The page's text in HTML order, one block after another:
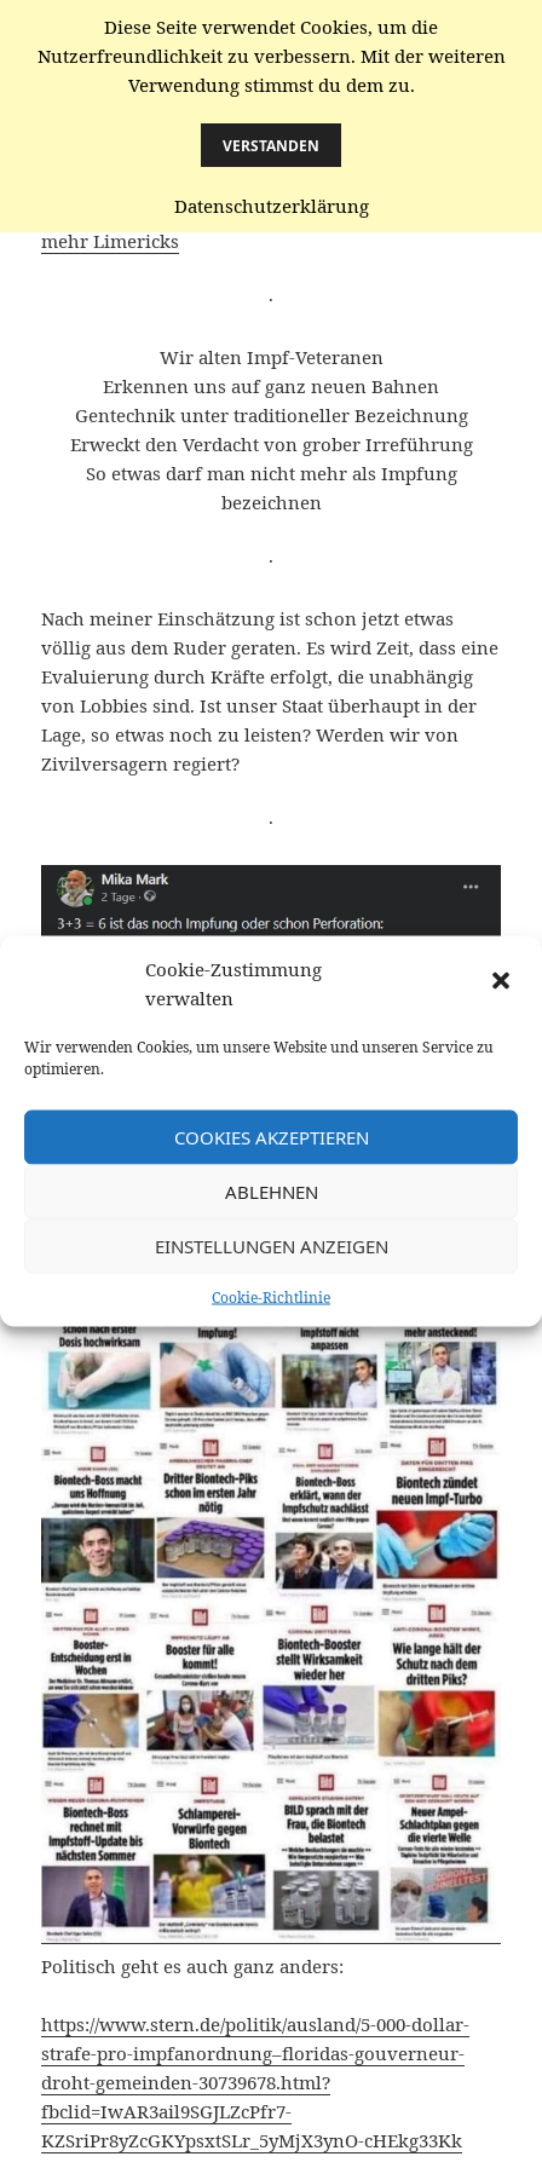
Cookie-Zustimmung
verwalten
Wir verwenden Cookies, um unsere Website und unseren Service zu
optimieren.
COOKIES AKZEPTIEREN
ABLEHNEN
EINSTELLUNGEN ANZEIGEN
Cookie-Richtlinie
gaenze.de
Irreführung – irre Führung
mehr Limericks
·
Wir alten Impf-Veteranen
Erkennen uns auf ganz neuen Bahnen
Gentechnik unter traditioneller Bezeichnung
Erweckt den Verdacht von grober Irreführung
So etwas darf man nicht mehr als Impfung
bezeichnen
·
Nach meiner Einschätzung ist schon jetzt etwas
völlig aus dem Ruder geraten. Es wird Zeit, dass eine
Evaluierung durch Kräfte erfolgt, die unabhängig
von Lobbies sind. Ist unser Staat überhaupt in der
Lage, so etwas noch zu leisten? Werden wir von
Zivilversagern regiert?
·
·
Politisch geht es auch ganz anders:
https://www.stern.de/politik/ausland/5-000-dollar-
strafe-pro-impfanordnung–floridas-gouverneur-
droht-gemeinden-30739678.html?
fbclid=IwAR3ail9SGJLZcPfr7-
KZSriPr8yZcGKYpsxtSLr_5yMjX3ynO-cHEkg33Kk
Diese Seite verwendet Cookies, um die
Nutzerfreundlichkeit zu verbessern. Mit der weiteren
Verwendung stimmst du dem zu.
VERSTANDEN
Datenschutzerklärung